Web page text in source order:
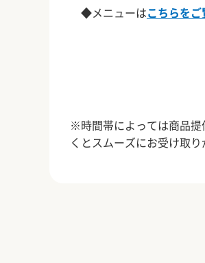
◆メニューはこちらをご
※時間帯によっては商品提
くとスムーズにお受け取り